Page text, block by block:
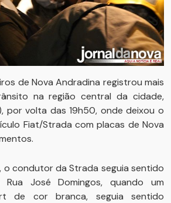
de Nova Andradina registrou mais
na região central da cidade,
por volta das 19h50, onde deixou o
Fiat/Strada com placas de Nova
o condutor da Strada seguia sentido
José Domingos, quando um
de cor branca, seguia sentido